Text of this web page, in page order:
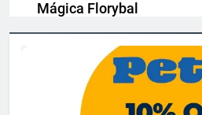
Mágica Florybal
agitosp
3 dias ago 0
SeaWorld traz
sei o que
passado“